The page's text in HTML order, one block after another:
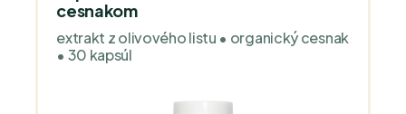
cesnakom
extrakt z olivového listu • organický cesnak
• 30 kapsúl